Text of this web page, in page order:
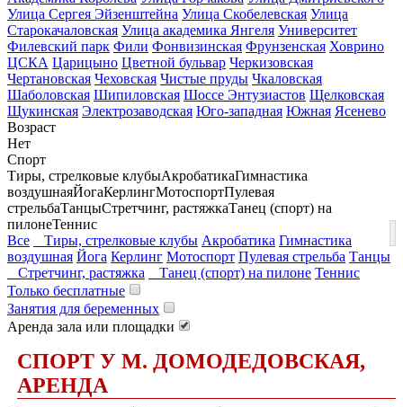
Улица Сергея Эйзенштейна Улица Скобелевская Улица
Старокачаловская Улица академика Янгеля Университет
Филевский парк Фили Фонвизинская Фрунзенская Ховрино
ЦСКА Царицыно Цветной бульвар Черкизовская
Чертановская Чеховская Чистые пруды Чкаловская
Шаболовская Шипиловская Шоссе Энтузиастов Щелковская
Щукинская Электрозаводская Юго-западная Южная Ясенево
Возраст
Нет
Спорт
Тиры, стрелковые клубыАкробатикаГимнастика
воздушнаяЙогаКерлингМотоспортПулевая
стрельбаТанцыСтретчинг, растяжкаТанец (спорт) на
пилонеТеннис
Все
Тиры, стрелковые клубы Акробатика Гимнастика
воздушная Йога Керлинг Мотоспорт Пулевая стрельба Танцы
Стретчинг, растяжка
Танец (спорт) на пилоне Теннис
Только бесплатные
Занятия для беременных
Аренда зала или площадки
СПОРТ У М. ДОМОДЕДОВСКАЯ,
АРЕНДА